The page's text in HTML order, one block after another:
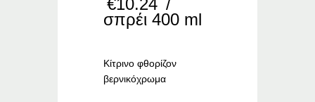
€10.24 /
σπρέι 400 ml
Κίτρινο φθορίζον
βερνικόχρωμα